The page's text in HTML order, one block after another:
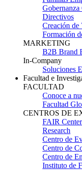
Directivos
Creación de
Formación
MARKETING
B2B Brand
In-Company
Soluciones
Facultad e
FACULTAD
Conoce a
Facultad
CENTROS DE
FAIR
Research
Centro de
Centro de
Centro de
Instituto de